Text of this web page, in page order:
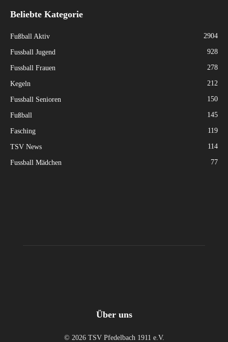
Beliebte Kategorie
Fußball Aktiv 2904
Fussball Jugend 928
Fussball Frauen 278
Kegeln 212
Fussball Senioren 150
Fußball 145
Fasching 119
TSV News 114
Fussball Mädchen 77
Über uns
© 2026 TSV Pfedelbach 1911 e.V.